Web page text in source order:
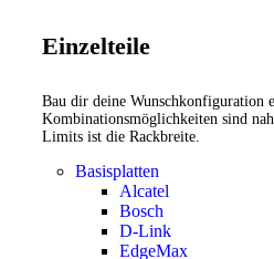
Einzelteile
Bau dir deine Wunschkonfiguration
Kombinationsmöglichkeiten sind
Limits ist die Rackbreite.
Basisplatten
Alcatel
Bosch
D-Link
EdgeMax